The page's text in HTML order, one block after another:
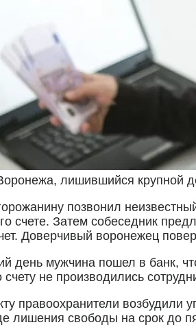
лишившийся крупной
позвонил
счете. Затем собеседник
Доверчивый воронежец
мужчина пошел в банк,
счету не производились
правоохранители возбудили
лишения свободы на срок до